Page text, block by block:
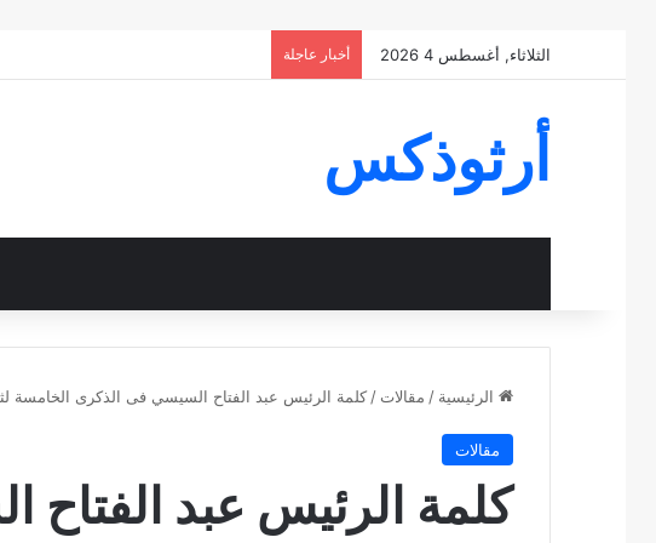
الثلاثاء, أغسطس 4 2026 أخبار عاجلة
أرثوذكس
الرئيسية / مقالات / كلمة الرئيس عبد الفتاح السيسي فى الذكرى الخامسة لثورة 30
مقالات
كلمة الرئيس عبد